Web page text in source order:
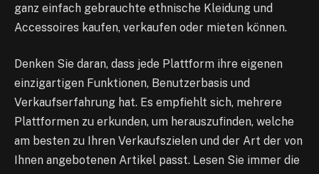
ganz einfach gebrauchte ethnische Kleidung und
Accessoires kaufen, verkaufen oder mieten können.
Denken Sie daran, dass jede Plattform ihre eigenen
einzigartigen Funktionen, Benutzerbasis und
Verkaufserfahrung hat. Es empfiehlt sich, mehrere
Plattformen zu erkunden, um herauszufinden, welche
am besten zu Ihren Verkaufszielen und der Art der von
Ihnen angebotenen Artikel passt. Lesen Sie immer die